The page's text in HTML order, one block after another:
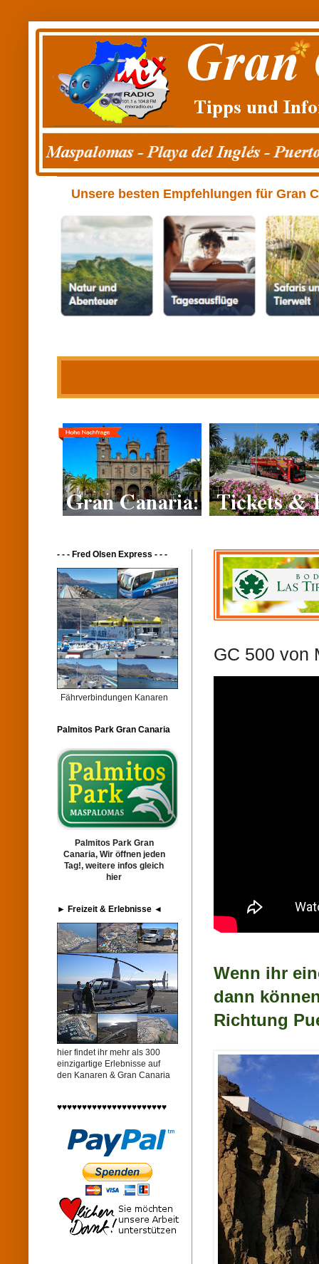
Unsere besten Empfehlungen für Gran
GC 500 von
Wenn ihr
dann
Richtung
- - - Fred Olsen Express - - -
Fährverbindungen Kanaren
Palmitos Park Gran Canaria
Palmitos Park Gran
Canaria, Wir öffnen jeden
Tag!, weitere infos gleich
hier
► Freizeit & Erlebnisse ◄
hier findet ihr mehr als 300
einzigartige Erlebnisse auf
den Kanaren & Gran Canaria
♥♥♥♥♥♥♥♥♥♥♥♥♥♥♥♥♥♥♥♥♥♥